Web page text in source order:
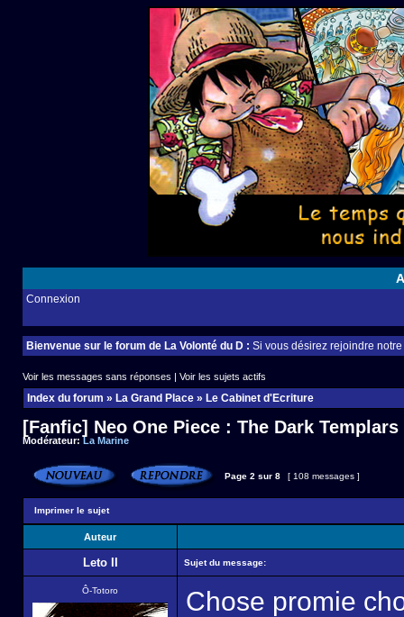
Connexion
Bienvenue sur le forum de La Volonté du D : Si vous désirez rejoindre
Voir les messages sans réponses | Voir les sujets actifs
Index du forum » La Grand Place » Le Cabinet d'Ecriture
[Fanfic] Neo One Piece : The Dark
Modérateur:La Marine
Page 2 sur 8 [ 108 messages ]
Imprimer le sujet
Auteur
Leto II Sujet du message:
Ô-Totoro
Chose promie